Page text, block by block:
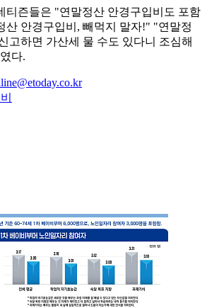
티즌들은 "연말정산 안경구입비도 포함
산 안경구입비, 빼먹지 말자!" "연말정
고하면 가산세 물 수도 있다니 조심해
다.